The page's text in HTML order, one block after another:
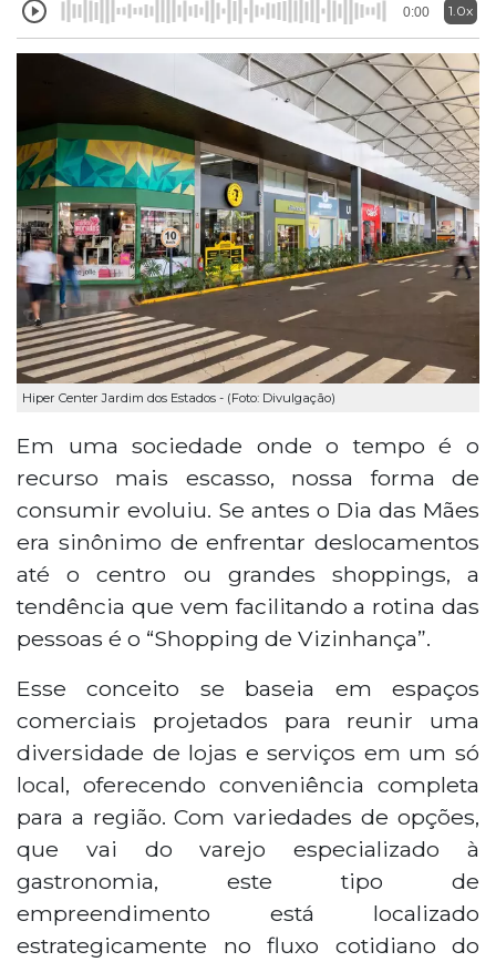
0:00 1.0x
Hiper Center Jardim dos Estados - (Foto: Divulgação)
Em uma sociedade onde o tempo é o
recurso mais escasso, nossa forma de
consumir evoluiu. Se antes o Dia das Mães
era sinônimo de enfrentar deslocamentos
até o centro ou grandes shoppings, a
tendência que vem facilitando a rotina das
pessoas é o “Shopping de Vizinhança”.
Esse conceito se baseia em espaços
comerciais projetados para reunir uma
diversidade de lojas e serviços em um só
local, oferecendo conveniência completa
para a região. Com variedades de opções,
que vai do varejo especializado à
gastronomia, este tipo de
empreendimento está localizado
estrategicamente no fluxo cotidiano do